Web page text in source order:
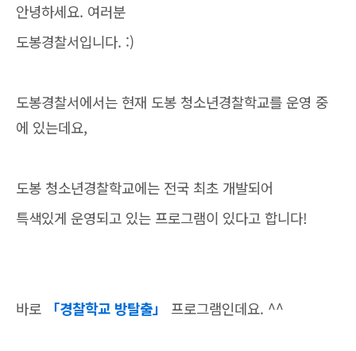
안녕하세요. 여러분
도봉경찰서입니다. :)
도봉경찰서에서는 현재 도봉 청소년경찰학교를 운영 중
에 있는데요,
도봉 청소년경찰학교에는 전국 최초 개발되어
특색있게 운영되고 있는 프로그램이 있다고 합니다!
바로 「경찰학교 방탈출」 프로그램인데요. ^^